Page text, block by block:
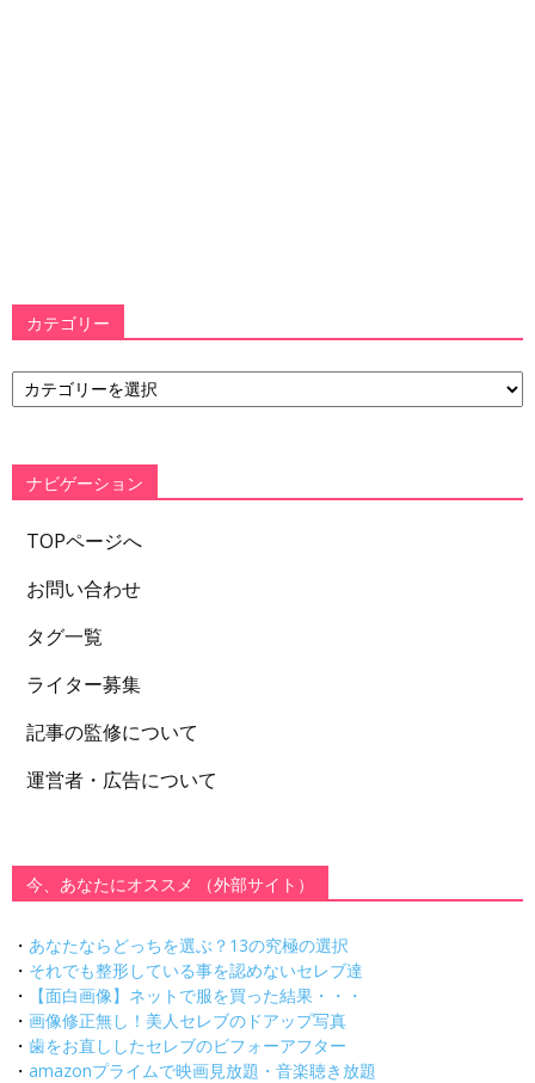
カテゴリー
カ
テ
ー
ナビゲーション
TOPページへ
お問い合わせ
タグ一覧
ライター募集
記事の監修について
運営者・広告について
今、あなたにオススメ （外部サイト）
・ あなたならどっちを選ぶ？13の究極の選択
・ それでも整形している事を認めないセレブ達
・
【面白画像】ネットで服を買った結果・・・
・ 画像修正無し！美人セレブのドアップ写真
・ 歯をお直ししたセレブのビフォーアフター
・ amazonプライムで映画見放題・音楽聴き放題